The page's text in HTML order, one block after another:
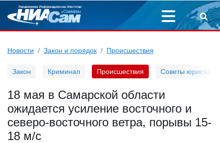
Новости Закон и порядок Происшествия
Закон Криминал Происшествия Советы юриста
18 мая в Самарской области
ожидается усиление восточного и
северо-восточного ветра, порывы 15-
18 м/с